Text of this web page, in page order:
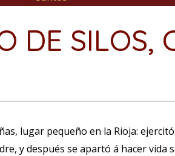
DE SILOS,
lugar pequeño en la Rioja:
y después se apartó á hacer vida